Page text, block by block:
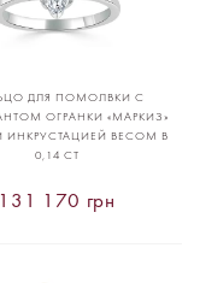
ДЛЯ ПОМОЛВКИ С
ОГРАНКИ «МАРКИЗ»
ИНКРУСТАЦИЕЙ ВЕСОМ В
0,14 CT
131 170 грн